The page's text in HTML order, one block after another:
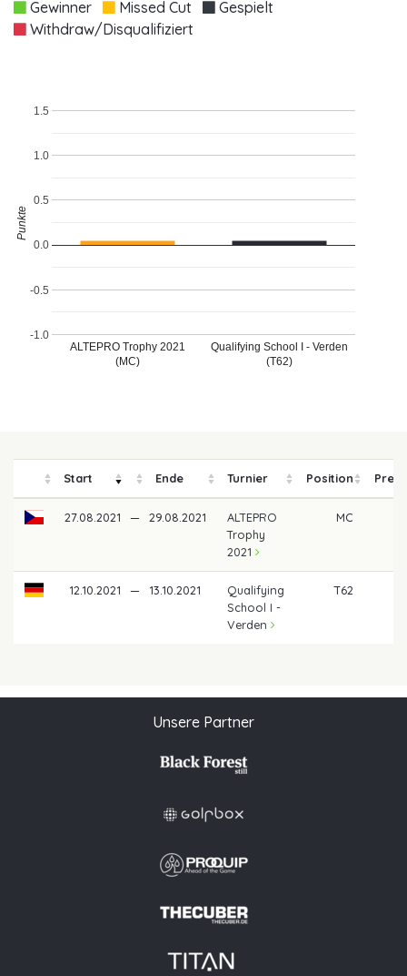
Gewinner Missed Cut
Gespielt
Withdraw/Disqualifiziert
ALTEPRO Trophy 2021
(MC)
Qualifying School I - Verden
(T62)
-1.0
-0.5
0.0
0.5
1.0
1.5
Punkte
Start Ende Turnier Position
27.08.2021 — 29.08.2021
ALTEPRO
Trophy
2021
MC
12.10.2021 — 13.10.2021
Qualifying
School I -
Verden
T62